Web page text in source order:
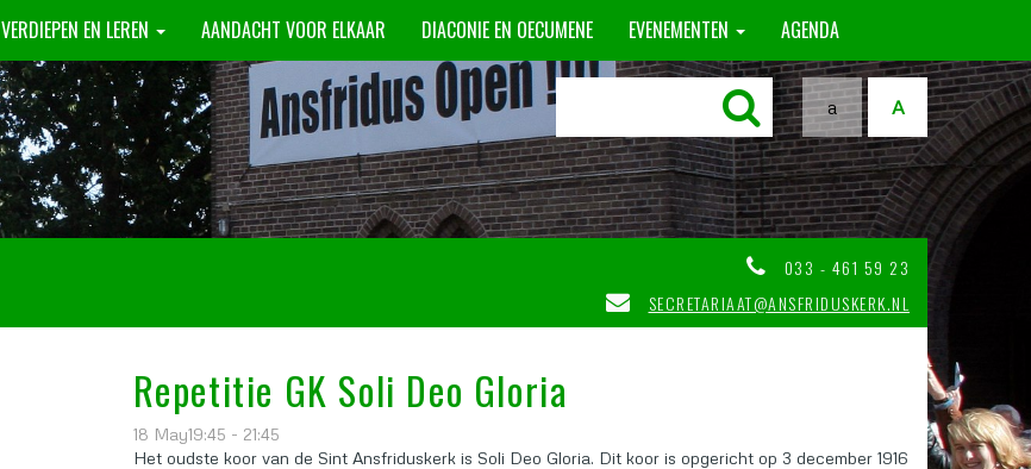
VERDIEPEN EN LEREN AANDACHT VOOR ELKAAR DIACONIE EN OECUMENE EVENEMENTEN AGENDA
a A
033 - 461 59 23
SECRETARIAAT@ANSFRIDUSKERK.NL
Repetitie GK Soli Deo Gloria
18 May19:45 - 21:45
Het oudste koor van de Sint Ansfriduskerk is Soli Deo Gloria. Dit koor is opgericht op 3 december 1916